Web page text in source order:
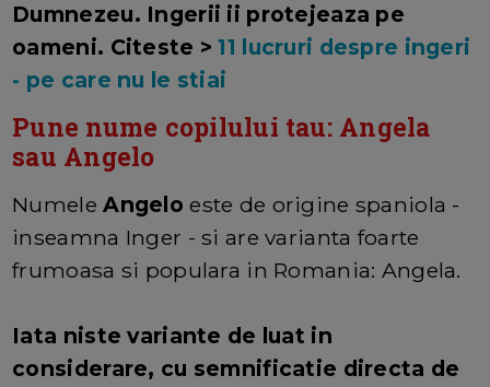
Dumnezeu. Ingerii ii protejeaza pe
oameni. Citeste >11 lucruri despre ingeri
- pe care nu le stiai
Pune nume copilului tau: Angela
sau Angelo
NumeleAngeloeste de origine spaniola -
inseamna Inger - si are varianta foarte
frumoasa si populara in Romania: Angela.
Iata niste variante de luat in
considerare, cu semnificatie directa de